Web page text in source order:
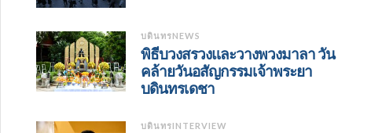
บดินทรNEWS
พิธีบวงสรวงและวางพวงมาลา วัน
คล้ายวันอสัญกรรมเจ้าพระยา
บดินทรเดชา
บดินทรINTERVIEW